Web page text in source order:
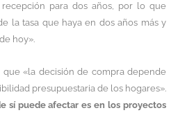
para dos años, por lo que
la tasa que haya en dos años más y
hoy».
«la decisión de compra depende
presupuestaria de los hogares».
sí puede afectar es en los proyectos